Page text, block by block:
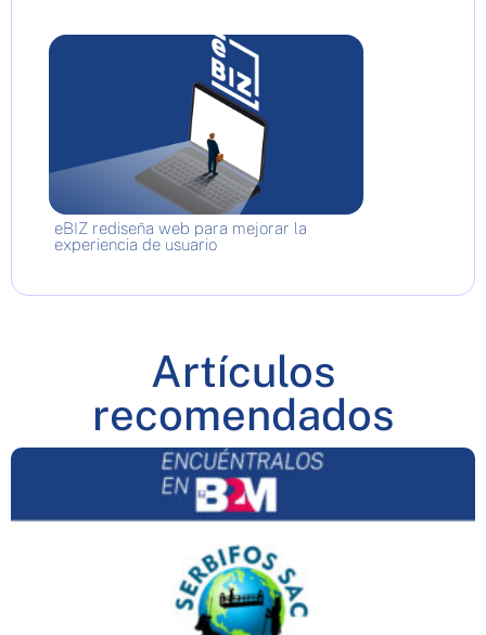
eBIZ rediseña web para mejorar la
experiencia de usuario
Artículos
recomendados